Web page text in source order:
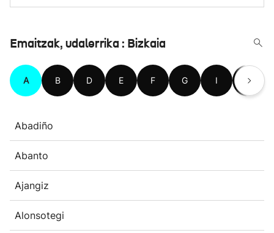
Emaitzak, udalerrika : Bizkaia
A B D E F G I J
Abadiño
Abanto
Ajangiz
Alonsotegi